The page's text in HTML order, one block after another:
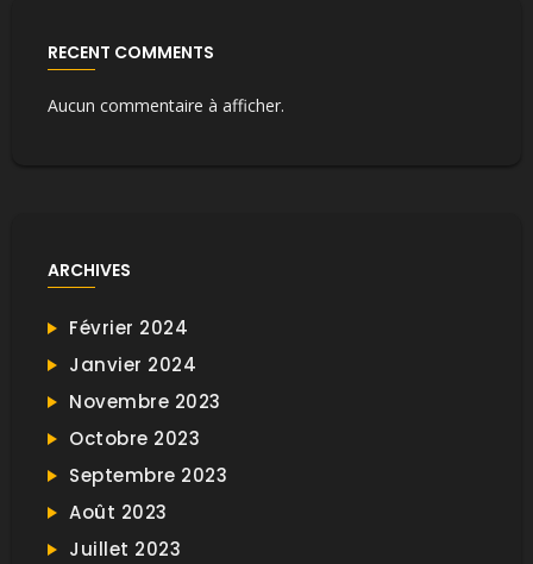
RECENT COMMENTS
Aucun commentaire à afficher.
ARCHIVES
Février 2024
Janvier 2024
Novembre 2023
Octobre 2023
Septembre 2023
Août 2023
Juillet 2023